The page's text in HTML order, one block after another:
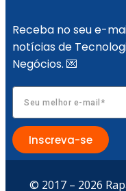
de
Receba no seu e-
notícias de
Negócios. 💌
Inscreva-se
© 2017 – 2026